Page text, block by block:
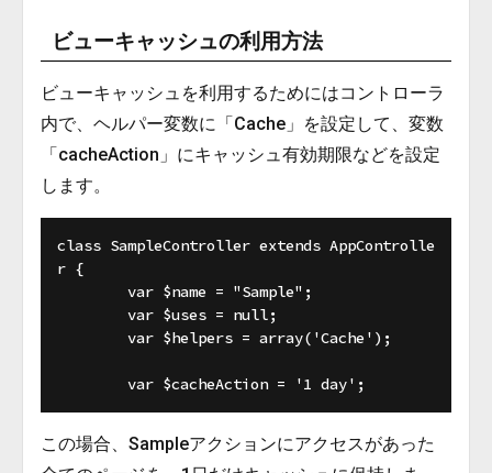
ビューキャッシュの利用方法
ビューキャッシュを利用するためにはコントローラ
内で、ヘルパー変数に「Cache」を設定して、変数
「cacheAction」にキャッシュ有効期限などを設定
します。
class SampleController extends AppControlle
r {
この場合、Sampleアクションにアクセスがあった